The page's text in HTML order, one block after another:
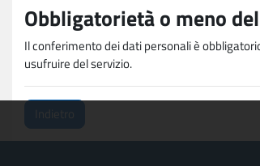
Obbligatorietà o meno
Il conferimento dei dati personali è
usufruire del servizio.
Indietro